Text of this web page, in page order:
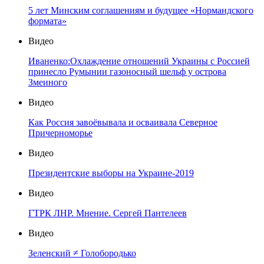
5 лет Минским соглашениям и будущее «Нормандского
формата»
Видео
Иваненко:Охлаждение отношений Украины с Россией
принесло Румынии газоносный шельф у острова
Змеиного
Видео
Как Россия завоёвывала и осваивала Северное
Причерноморье
Видео
Президентские выборы на Украине-2019
Видео
ГТРК ЛНР. Мнение. Сергей Пантелеев
Видео
Зеленский ≠ Голобородько